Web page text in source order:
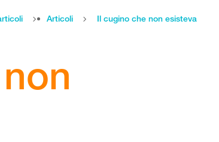
Articoli Il cugino che non esisteva